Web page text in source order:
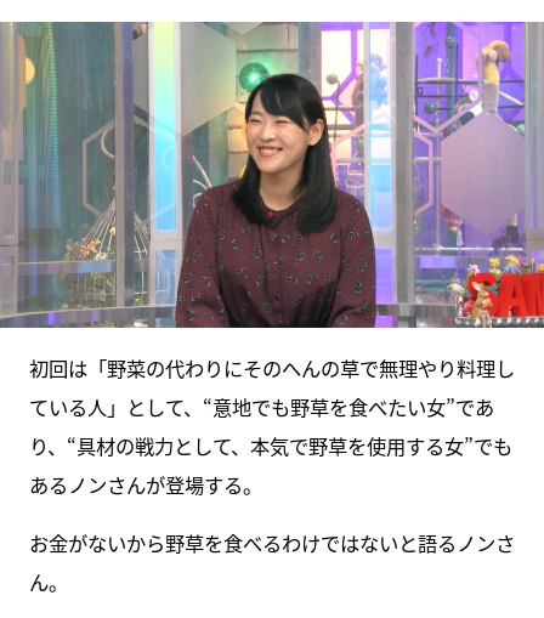
初回は「野菜の代わりにそのへんの草で無理やり料理し
ている人」として、“意地でも野草を食べたい女”であ
り、“具材の戦力として、本気で野草を使用する女”でも
あるノンさんが登場する。
お金がないから野草を食べるわけではないと語るノンさ
ん。